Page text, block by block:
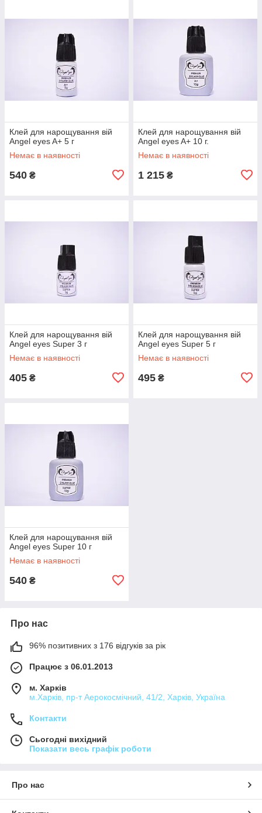
Клей для нарощування вій
Angel eyes A+ 5 г
Немає в наявності
540 ₴
Клей для нарощування вій
Angel eyes A+ 10 г.
Немає в наявності
1 215 ₴
Клей для нарощування вій
Angel eyes Super 3 г
Немає в наявності
405 ₴
Клей для нарощування вій
Angel eyes Super 5 г
Немає в наявності
495 ₴
Клей для нарощування вій
Angel eyes Super 10 г
Немає в наявності
540 ₴
Про нас
96% позитивних з 176 відгуків за рік
Працює з 06.01.2013
м. Харків
м.Харків, пр-т Аерокосмічний, 41/2, Харків, Україна
Контакти
Сьогодні вихідний
Показати весь графік роботи
Про нас